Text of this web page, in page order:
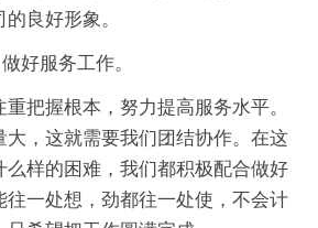
良好形象。
好服务工作。
把握根本，努力提高服务水平。
大，这就需要我们团结协作。在这
么样的困难，我们都积极配合做好
往一处想，劲都往一处使，不会计